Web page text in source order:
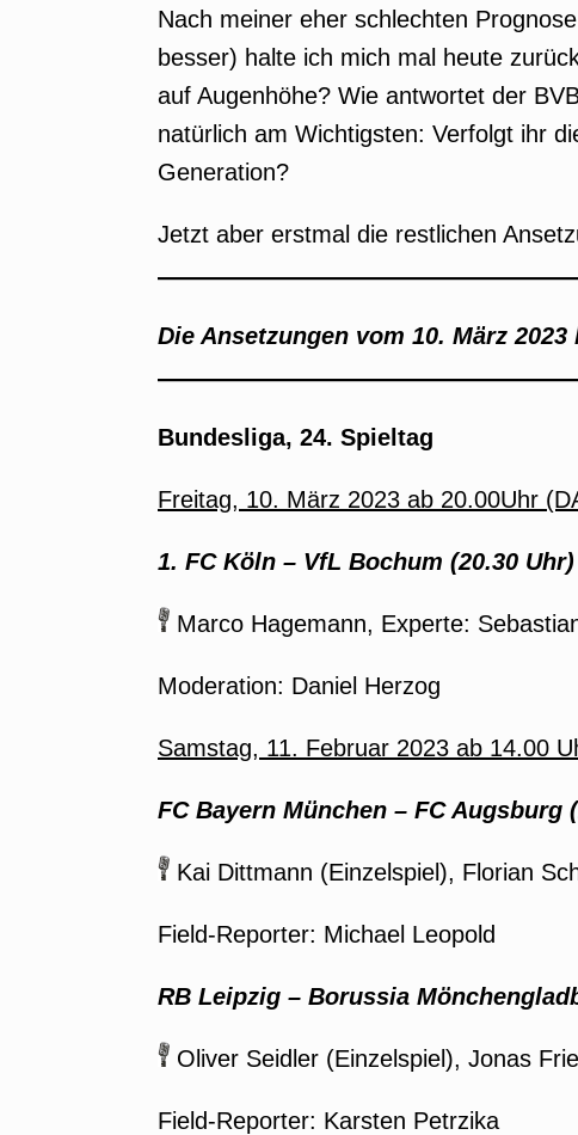
Nach meiner eher schlechten
besser) halte ich mich mal heute
auf Augenhöhe? Wie antwortet der
natürlich am Wichtigsten: Verfolgt ihr
Generation?
Jetzt aber erstmal die restlichen
Die Ansetzungen vom 10. März
Bundesliga, 24. Spieltag
Freitag, 10. März 2023 ab 20.00Uhr
1. FC Köln – VfL Bochum (20.30 Uhr)
Marco Hagemann, Experte:
Moderation: Daniel Herzog
Samstag, 11. Februar 2023 ab 14.00
FC Bayern München – FC Augsburg
Kai Dittmann (Einzelspiel), Florian
Field-Reporter: Michael Leopold
RB Leipzig – Borussia
Oliver Seidler (Einzelspiel), Jonas
Field-Reporter: Karsten Petrzika